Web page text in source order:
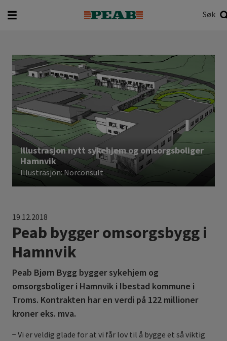
Søk
Illustrasjon nytt sykehjem og omsorgsboliger
Hamnvik
Illustrasjon: Norconsult
19.12.2018
Peab bygger omsorgsbygg i
Hamnvik
Peab Bjørn Bygg bygger sykehjem og
omsorgsboliger i Hamnvik i Ibestad kommune i
Troms. Kontrakten har en verdi på 122 millioner
kroner eks. mva.
− Vi er veldig glade for at vi får lov til å bygge et så viktig